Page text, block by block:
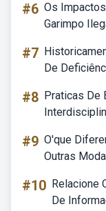
#6 Os
Garimpo
#7
De
#8 Praticas De
#9 O'que
Outras
#10 Relacione
De